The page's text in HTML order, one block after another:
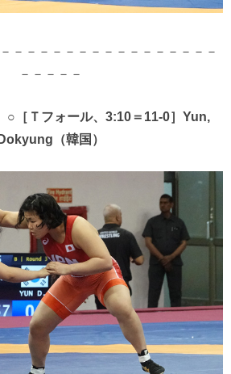
－－－－－－－－－－－－－－－－
－－－－－
［Ｔフォール、3:10＝11-0］Yun,
Dokyung（韓国）